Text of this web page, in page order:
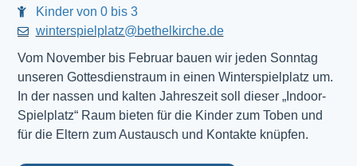
Kinder von 0 bis 3
winterspielplatz@bethelkirche.de
Vom November bis Februar bauen wir jeden Sonntag
unseren Gottesdienstraum in einen Winterspielplatz um.
In der nassen und kalten Jahreszeit soll dieser „Indoor-
Spielplatz“ Raum bieten für die Kinder zum Toben und
für die Eltern zum Austausch und Kontakte knüpfen.